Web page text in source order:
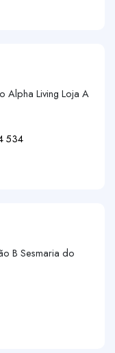
Alpha Living Loja A
534
B Sesmaria do